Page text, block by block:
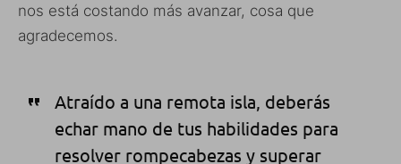
nos está costando más avanzar, cosa que
agradecemos.
Atraído a una remota isla, deberás
echar mano de tus habilidades para
resolver rompecabezas y superar